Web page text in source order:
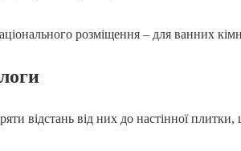
розміщення – для ванних
відстань від них до настінної